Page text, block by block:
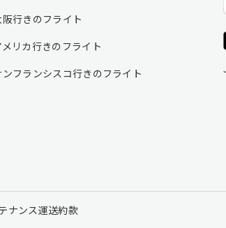
阪行きのフライト
メリカ行きのフライト
ンフランシスコ行きのフライト
ナンス運送約款